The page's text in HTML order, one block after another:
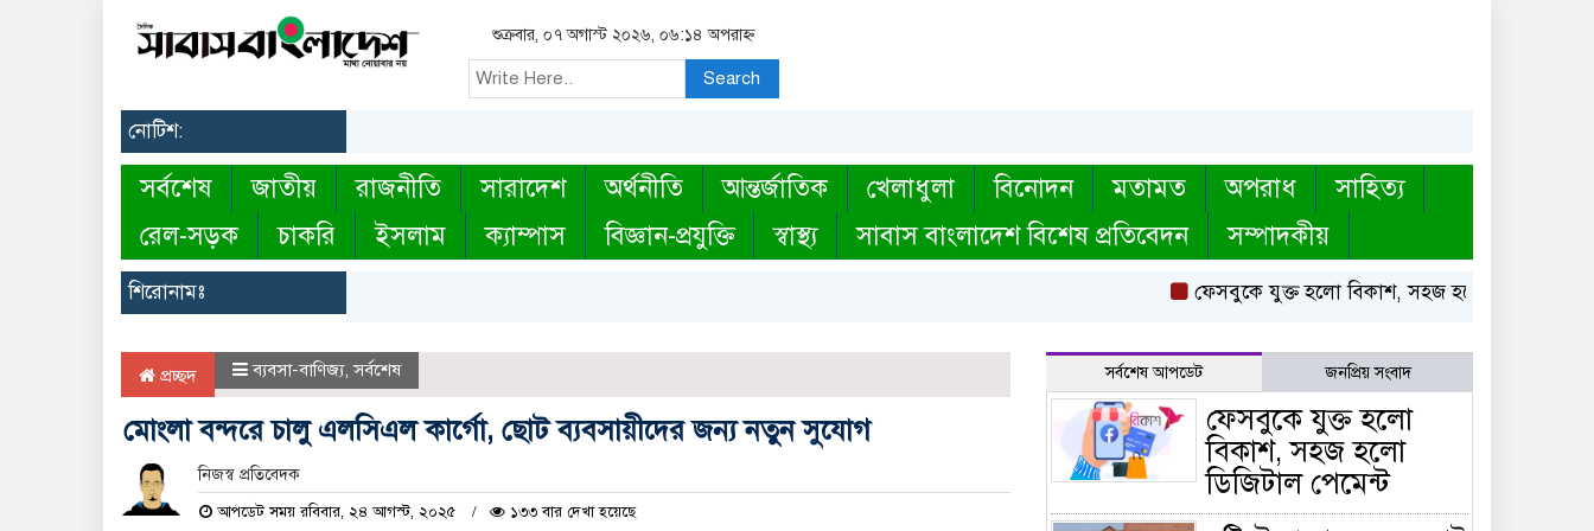
শুক্রবার, ০৭ অগাস্ট ২০২৬, ০৬:১৪ অপরাহ্ন
Search
নোটিশ:
সর্বশেষ জাতীয় রাজনীতি সারাদেশ অর্থনীতি আন্তর্জাতিক খেলাধুলা বিনোদন মতামত অপরাধ
সাহিত্য
রেল-সড়ক
চাকরি ইসলাম ক্যাম্পাস বিজ্ঞান-প্রযুক্তি স্বাস্থ্য সাবাস বাংলাদেশ বিশেষ প্রতিবেদন সম্পাদকীয়
শিরোনামঃ ফেসবুকে যুক্ত হলো বিকাশ, সহজ হলো ডিজিটাল পেমেন্ট
প্রচ্ছদ ব্যবসা-বাণিজ্য,সর্বশেষ
মোংলা বন্দরে চালু এলসিএল কার্গো, ছোট ব্যবসায়ীদের জন্য নতুন সুযোগ
নিজস্ব প্রতিবেদক
আপডেট সময় রবিবার, ২৪ আগস্ট, ২০২৫ ১৩৩ বার দেখা হয়েছে
সর্বশেষ আপডেট জনপ্রিয় সংবাদ
ফেসবুকে যুক্ত হলো
বিকাশ, সহজ হলো
ডিজিটাল পেমেন্ট